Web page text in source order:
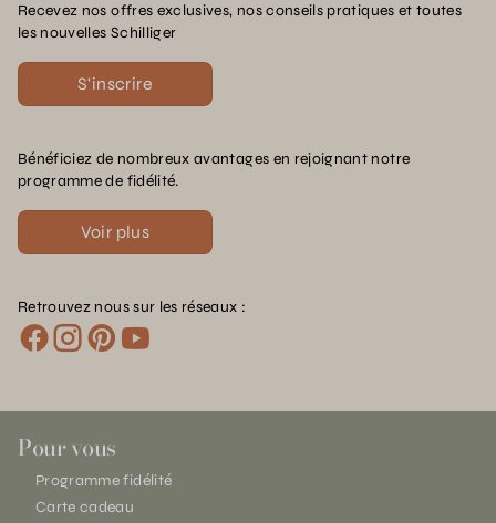
Recevez nos offres exclusives, nos conseils pratiques et toutes
les nouvelles Schilliger
S'inscrire
Bénéficiez de nombreux avantages en rejoignant notre
programme de fidélité.
Voir plus
Retrouvez nous sur les réseaux :
Pour vous
Programme fidélité
Carte cadeau